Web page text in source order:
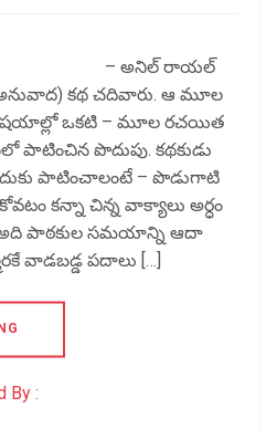
రాయల్
కథ చదివారు. ఆ మూల
విషయాల్లో ఒకటి – మూల రచయిత
పాటించిన పొదుపు. కథకుడు
పాటించాలంటే – పొడుగాటి
కన్నా చిన్న వాక్యాలు అర్ధం
అది పాఠకుల సమయాన్ని ఆదా
వాడబడ్డ పదాలు […]
By :